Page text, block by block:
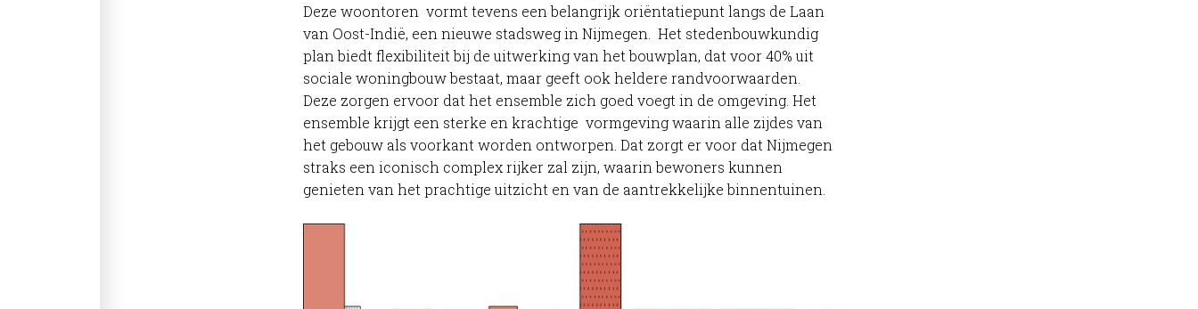
Deze woontoren vormt tevens een belangrijk oriëntatiepunt langs de Laan
van Oost-Indië, een nieuwe stadsweg in Nijmegen. Het stedenbouwkundig
plan biedt flexibiliteit bij de uitwerking van het bouwplan, dat voor 40% uit
sociale woningbouw bestaat, maar geeft ook heldere randvoorwaarden.
Deze zorgen ervoor dat het ensemble zich goed voegt in de omgeving. Het
ensemble krijgt een sterke en krachtige vormgeving waarin alle zijdes van
het gebouw als voorkant worden ontworpen. Dat zorgt er voor dat Nijmegen
straks een iconisch complex rijker zal zijn, waarin bewoners kunnen
genieten van het prachtige uitzicht en van de aantrekkelijke binnentuinen.